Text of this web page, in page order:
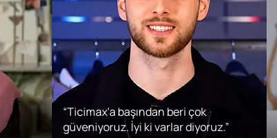
“Ticimax'a başından beri çok
güveniyoruz. İyi ki varlar diyoruz.”